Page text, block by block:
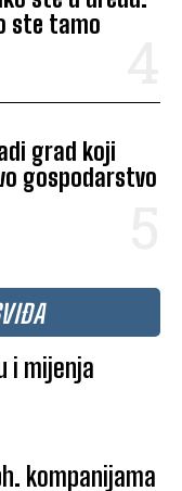
ste tamo
grad koji
gospodarstvo
i mijenja
kompanijama